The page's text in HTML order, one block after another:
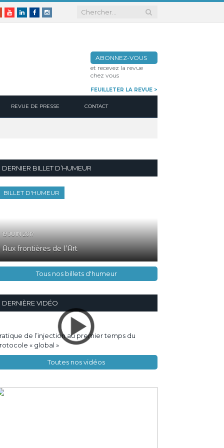
YoutubeLinkedinFacebookInstagram
ABONNEZ-VOUS
et recevez la revue
chez vous
FEUILLETER LA REVUE >
REVUE DE PRESSE CONTACT
DERNIER BILLET D’HUMEUR
BILLET D'HUMEUR
19 JUIN 2017
Aux frontières de l’Art
Tous nos billets d'humeur
DERNIÈRE VIDÉO
de l’injection au premier temps du
« global »
Toutes nos vidéos